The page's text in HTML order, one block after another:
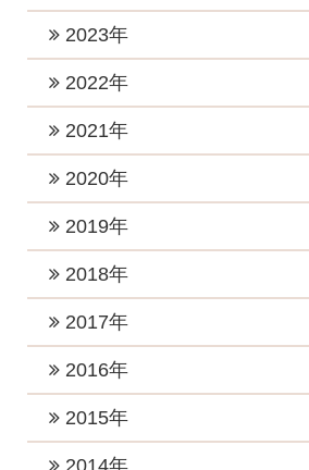
2026年5月 (1)
2026年4月 (1)
2026年3月 (1)
2026年2月 (1)
2025年9月 (1)
2025年8月 (1)
2025年6月 (2)
2025年5月 (1)
2025年2月 (2)
2025年1月 (2)
2024年12月 (2)
2024年10月 (1)
2024年9月 (2)
2024年8月 (1)
2024年6月 (3)
2024年4月 (2)
2024年3月 (2)
2024年2月 (1)
2023年
2023年12月 (1)
2023年8月 (2)
2023年7月 (2)
2023年5月 (1)
2023年4月 (2)
2023年2月 (2)
2023年1月 (5)
2022年
2022年12月 (1)
2022年10月 (1)
2022年8月 (1)
2022年7月 (4)
2022年6月 (1)
2022年4月 (1)
2022年3月 (1)
2021年
2021年11月 (4)
2021年8月 (2)
2021年7月 (1)
2021年6月 (4)
2021年5月 (1)
2021年2月 (2)
2020年
2020年12月 (2)
2020年10月 (2)
2020年8月 (3)
2020年7月 (2)
2020年5月 (2)
2019年
2019年12月 (2)
2019年10月 (3)
2019年7月 (3)
2019年5月 (1)
2019年4月 (2)
2018年
2018年12月 (2)
2018年10月 (1)
2018年8月 (3)
2017年
2017年12月 (3)
2017年10月 (4)
2016年
2016年12月 (4)
2015年
2015年12月 (2)